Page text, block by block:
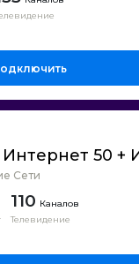
Интернет 50 +
Сети
110 Каналов
Телевидение